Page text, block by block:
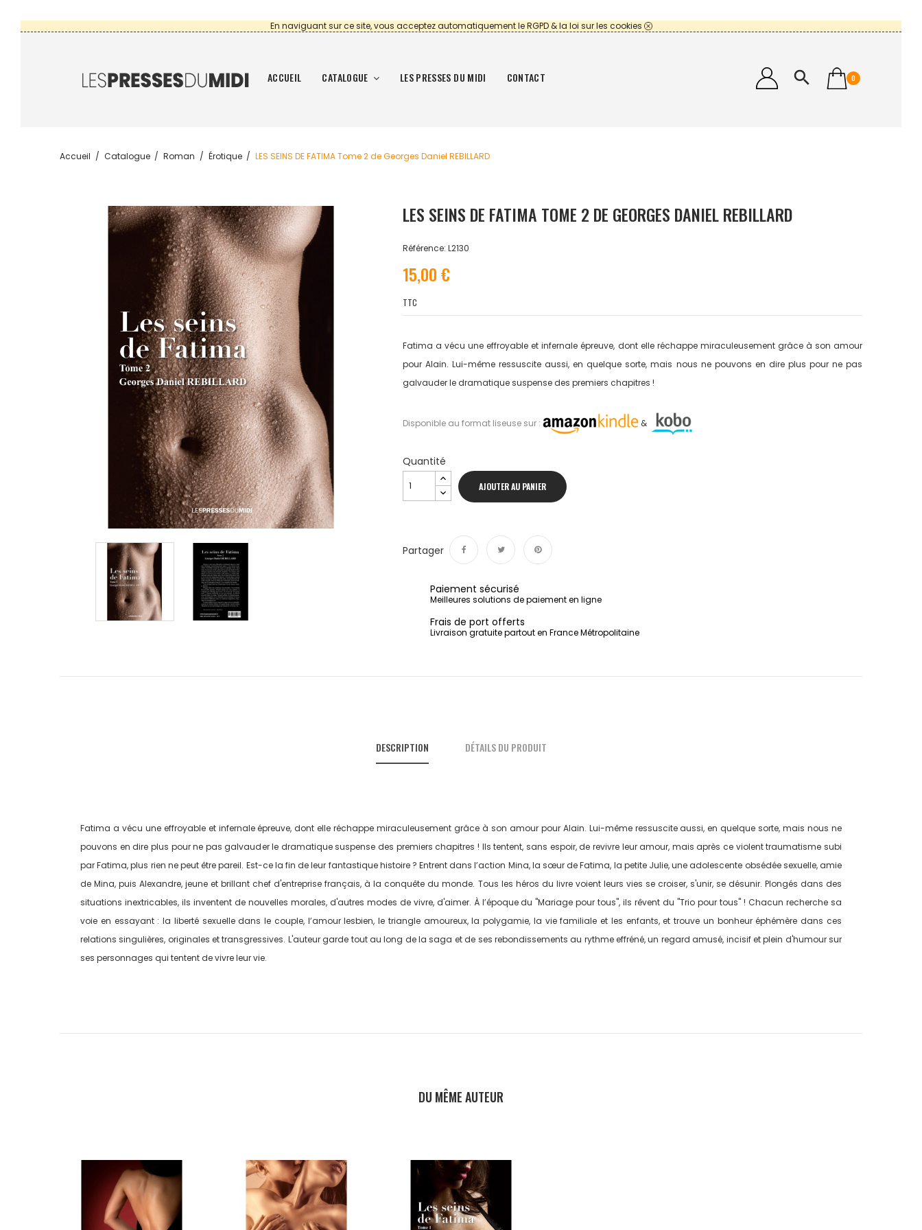
En naviguant sur ce site, vous acceptez automatiquement le RGPD & la loi sur les cookies
ACCUEIL CATALOGUE LES PRESSES DU MIDI CONTACT 0
search
Accueil Catalogue Roman Érotique LES SEINS DE FATIMA Tome 2 de Georges Daniel REBILLARD
LES SEINS DE FATIMA TOME 2 DE GEORGES DANIEL REBILLARD
Référence: L2130
15,00 €
TTC
Fatima a vécu une effroyable et infernale épreuve, dont elle réchappe miraculeusement grâce à son amour
pour Alain. Lui-même ressuscite aussi, en quelque sorte, mais nous ne pouvons en dire plus pour ne pas
galvauder le dramatique suspense des premiers chapitres !
Disponible au format liseuse sur : &
Quantité
AJOUTER AU PANIER
Partager
Paiement sécurisé
Meilleures solutions de paiement en ligne
Frais de port offerts
Livraison gratuite partout en France Métropolitaine
DESCRIPTION DÉTAILS DU PRODUIT
Fatima a vécu une effroyable et infernale épreuve, dont elle réchappe miraculeusement grâce à son amour pour Alain. Lui-même ressuscite aussi, en quelque sorte, mais nous ne
pouvons en dire plus pour ne pas galvauder le dramatique suspense des premiers chapitres ! Ils tentent, sans espoir, de revivre leur amour, mais après ce violent traumatisme subi
par Fatima, plus rien ne peut être pareil. Est-ce la fin de leur fantastique histoire ? Entrent dans l’action Mina, la sœur de Fatima, la petite Julie, une adolescente obsédée sexuelle, amie
de Mina, puis Alexandre, jeune et brillant chef d'entreprise français, à la conquête du monde. Tous les héros du livre voient leurs vies se croiser, s'unir, se désunir. Plongés dans des
situations inextricables, ils inventent de nouvelles morales, d'autres modes de vivre, d'aimer. À l’époque du "Mariage pour tous", ils rêvent du "Trio pour tous" ! Chacun recherche sa
voie en essayant : la liberté sexuelle dans le couple, l’amour lesbien, le triangle amoureux, la polygamie, la vie familiale et les enfants, et trouve un bonheur éphémère dans ces
relations singulières, originales et transgressives. L'auteur garde tout au long de la saga et de ses rebondissements au rythme effréné, un regard amusé, incisif et plein d'humour sur
ses personnages qui tentent de vivre leur vie.
DU MÊME AUTEUR